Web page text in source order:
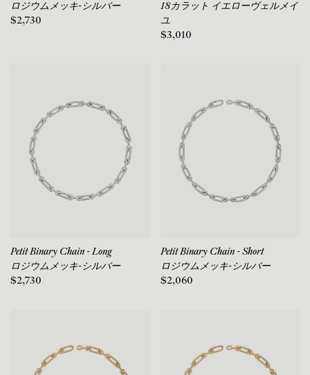
ロジウムメッキ-シルバー
$2,730
18カラット イエローヴェルメイ
ユ
$3,010
Petit Binary Chain - Long
ロジウムメッキ-シルバー
$2,730
Petit Binary Chain - Short
ロジウムメッキ-シルバー
$2,060